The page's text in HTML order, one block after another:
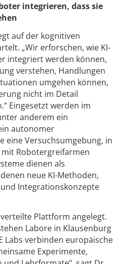
integrieren, dass sie
auf der kognitiven
„Wir erforschen, wie KI-
integriert werden können,
verstehen, Handlungen
umgehen können,
nicht im Detail
Eingesetzt werden im
anderem ein
autonomer
eine Versuchsumgebung, in
Robotergreifarmen
dienen als
neue KI-Methoden,
Integrationskonzepte
verteilte Plattform angelegt.
Labore in Klausenburg
Labs verbinden europäische
Experimente,